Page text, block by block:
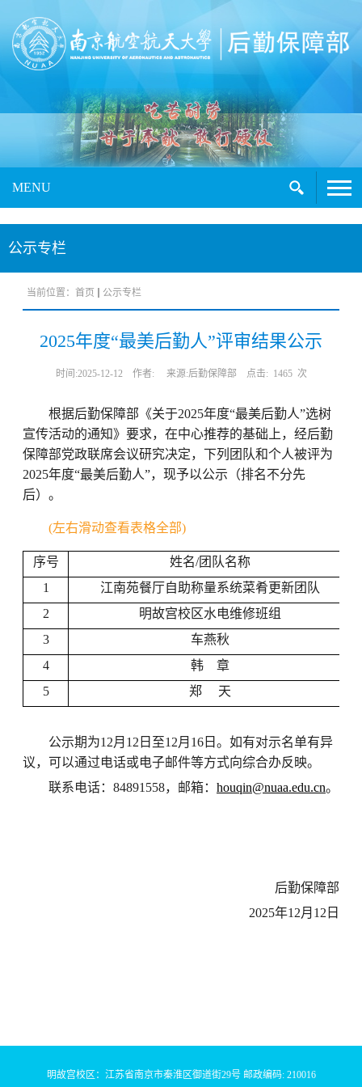
MENU
公示专栏
当前位置： 首页 公示专栏
2025年度“最美后勤人”评审结果公示
时间:2025-12-12 作者: 来源:后勤保障部 点击: 1465 次
根据后勤保障部《关于2025年度“最美后勤人”选树
宣传活动的通知》要求，在中心推荐的基础上，经后勤
保障部党政联席会议研究决定，下列团队和个人被评为
2025年度“最美后勤人”，现予以公示（排名不分先
后）。
(左右滑动查看表格全部)
序号
姓名/团队名称
1
江南苑餐厅自助称量系统菜肴更新团队
2
明故宫校区水电维修班组
3
车燕秋
4
韩 章
5
郑 天
公示期为12月12日至12月16日。如有对示名单有异
议，可以通过电话或电子邮件等方式向综合办反映。
联系电话：84891558，邮箱： houqin@nuaa.edu.cn。
后勤保障部
2025年12月12日
明故宫校区：江苏省南京市秦淮区御道街29号 邮政编码: 210016